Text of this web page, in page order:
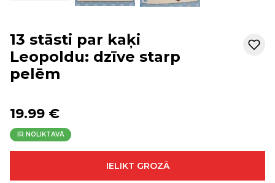
13 stāsti par kaķi
Leopoldu: dzīve starp
pelēm
19.99 €
IR NOLIKTAVĀ
IELIKT GROZĀ